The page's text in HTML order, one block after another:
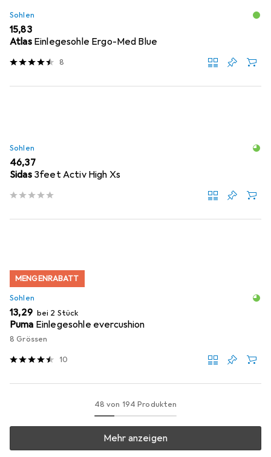
Sohlen
EUR
15,83
Atlas Einlegesohle Ergo-Med Blue
8
Sohlen
EUR
46,37
Sidas 3feet Activ High Xs
MENGENRABATT
Sohlen
EUR
13,29 bei 2 Stück
Puma Einlegesohle evercushion
8 Grössen
10
48 von 194 Produkten
Mehr anzeigen